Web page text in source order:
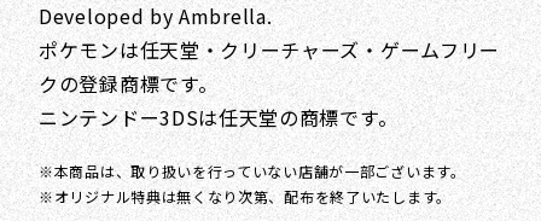
Developed by Ambrella.
ポケモンは任天堂・クリーチャーズ・ゲームフリー
クの登録商標です。
ニンテンドー3DSは任天堂の商標です。
※本商品は、取り扱いを行っていない店舗が一部ございます。
※オリジナル特典は無くなり次第、配布を終了いたします。